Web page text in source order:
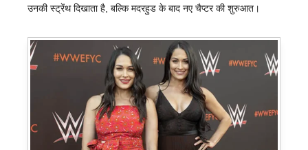
उनकी स्ट्रेंथ दिखाता है, बल्कि मदरहुड के बाद नए चैप्टर की शुरुआत।